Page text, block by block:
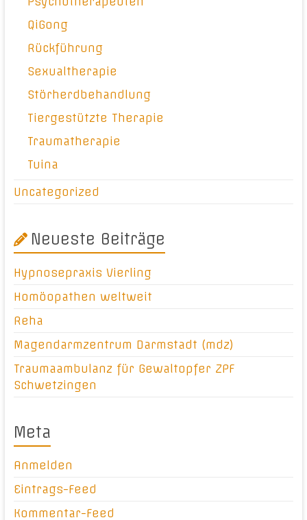
QiGong
Rückführung
Sexualtherapie
Störherdbehandlung
Tiergestützte Therapie
Traumatherapie
Tuina
Uncategorized
Neueste Beiträge
Hypnosepraxis Vierling
Homöopathen weltweit
Reha
Magendarmzentrum Darmstadt (mdz)
Traumaambulanz für Gewaltopfer ZPF
Schwetzingen
Meta
Anmelden
Eintrags-Feed
Kommentar-Feed